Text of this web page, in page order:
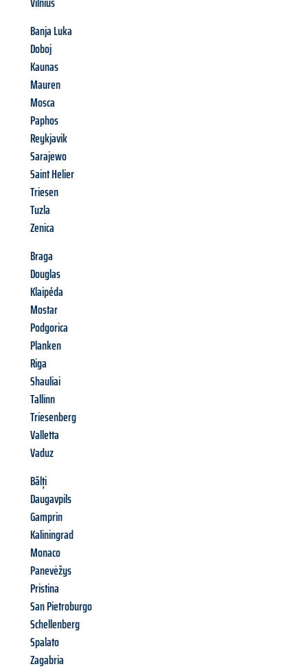
Banja Luka
Doboj
Kaunas
Mauren
Mosca
Paphos
Reykjavik
Sarajewo
Saint Helier
Triesen
Tuzla
Zenica
Braga
Douglas
Klaipéda
Mostar
Podgorica
Planken
Riga
Shauliai
Tallinn
Triesenberg
Valletta
Vaduz
Bălți
Daugavpils
Gamprin
Kaliningrad
Monaco
Panevėžys
Pristina
San Pietroburgo
Schellenberg
Spalato
Zagabria